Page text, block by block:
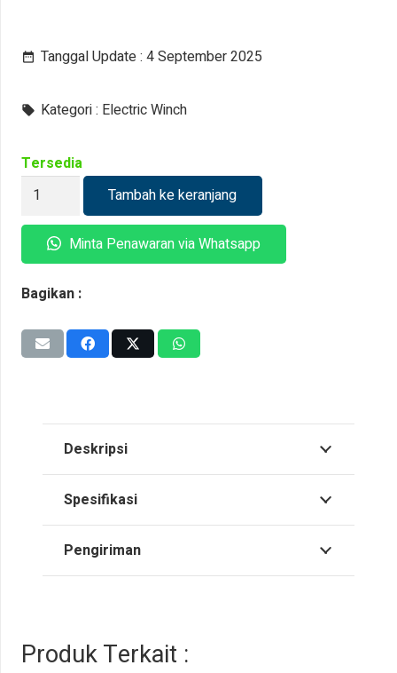
date_range Tanggal Update :4 September 2025
local_offer Kategori : Electric Winch
Tersedia
Kuantitas
Winch
Felix
3
Tambah ke keranjang
Minta Penawaran via Whatsapp
Bagikan :
Deskripsi
Spesifikasi
Pengiriman
Produk Terkait :